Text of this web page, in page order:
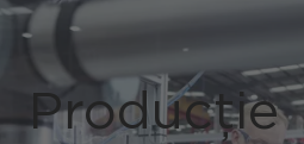
Producție